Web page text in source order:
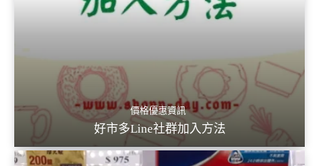
價格優惠資訊
好市多Line社群加入方法